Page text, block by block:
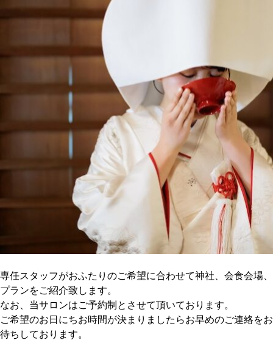
専任スタッフがおふたりのご希望に合わせて神社、会食会場、
プランをご紹介致します。
なお、当サロンはご予約制とさせて頂いております。
ご希望のお日にちお時間が決まりましたらお早めのご連絡をお
待ちしております。